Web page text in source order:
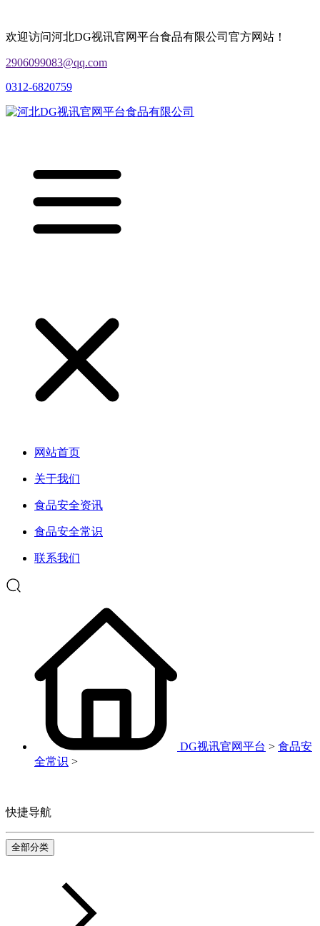
欢迎访问河北DG视讯官网平台食品有限公司官方网站！
2906099083@qq.com
0312-6820759
网站首页
关于我们
食品安全资讯
食品安全常识
联系我们
DG视讯官网平台 > 食品安
全常识 >
快捷导航
全部分类